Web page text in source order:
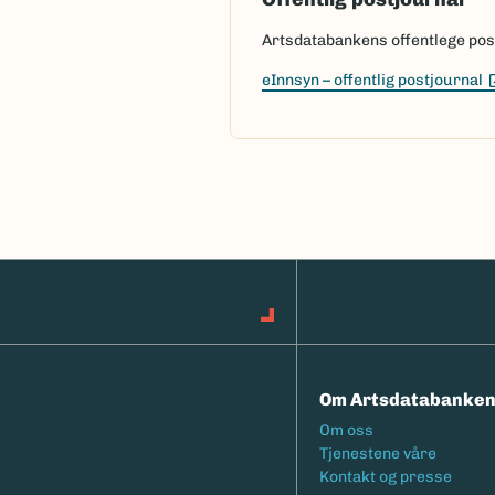
Artsdatabankens offentlege
eInnsyn – offentlig postjournal
Om Artsdatabanken
Footermeny
Om oss
Tjenestene våre
Kontakt og presse